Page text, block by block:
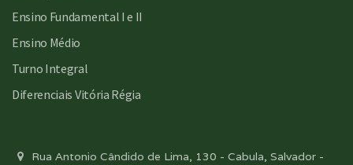
Ensino Fundamental I e II
Ensino Médio
Turno Integral
Diferenciais Vitória Régia
Rua Antonio Cândido de Lima, 130 - Cabula, Salvador -